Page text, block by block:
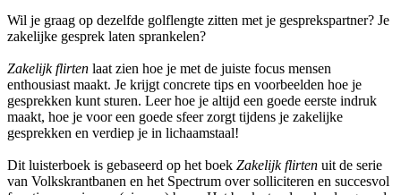
Wil je graag op dezelfde golflengte zitten met je gesprekspartner? Je
zakelijke gesprek laten sprankelen?
Zakelijk flirten laat zien hoe je met de juiste focus mensen
enthousiast maakt. Je krijgt concrete tips en voorbeelden hoe je
gesprekken kunt sturen. Leer hoe je altijd een goede eerste indruk
maakt, hoe je voor een goede sfeer zorgt tijdens je zakelijke
gesprekken en verdiep je in lichaamstaal!
Dit luisterboek is gebaseerd op het boek Zakelijk flirten uit de serie
van Volkskrantbanen en het Spectrum over solliciteren en succesvol